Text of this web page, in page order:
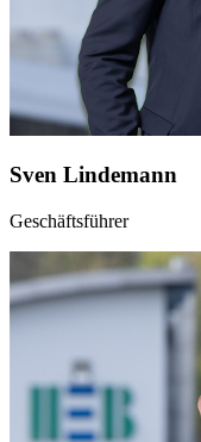
Sven Lindemann
Geschäftsführer